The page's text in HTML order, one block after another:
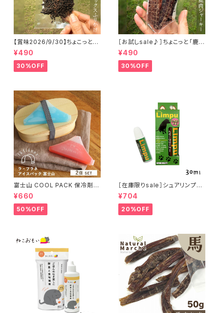
【賞味2026/9/30】ちょこっと
「鹿内臓mixふりかけ」ジビエ鹿
おやつ
¥490
30%OFF
［お試しsale♪］ちょこっと「鹿肉
ジャーキー」ジビエ鹿 おやつ
¥490
30%OFF
富士山 COOL PACK 保冷剤 2
個セット ひんやり雑貨 アイスパ
ックla flaner ラフラネ
¥660
50%OFF
［在庫限りsale］シュアリンプウ
イヤークリーナー 30ml
¥704
20%OFF